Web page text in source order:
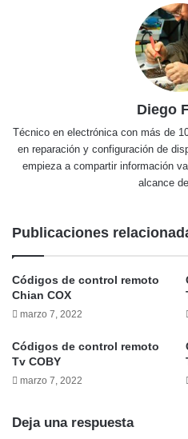
Diego
Técnico en electrónica con más de
en reparación y configuración de
empieza a compartir información
alcance
Publicaciones
Códigos de control remoto
Chian COX
marzo 7, 2022
Códigos de control remoto
Tv COBY
marzo 7, 2022
Deja una respuesta